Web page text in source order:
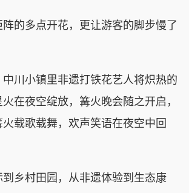
多点开花，更让游客的脚步慢了
小镇里非遗打铁花艺人将炽热的
在夜空绽放，篝火晚会随之开启，
载歌载舞，欢声笑语在夜空中回
村田园，从非遗体验到生态康